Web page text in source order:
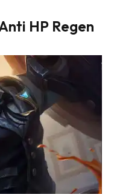
HP Regen